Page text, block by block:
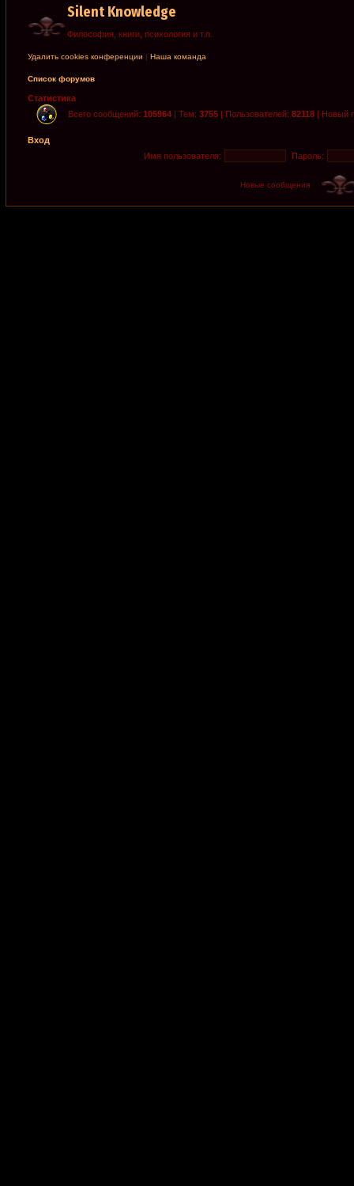
Silent Knowledge
Философия, книги, психология и т.п.
Удалить cookies конференции | Наша команда
Список форумов
Статистика
Всего сообщений: 105964 | Тем: 3755 | Пользователей: 82118 | Новый
Вход
Имя пользователя:
Пароль:
Новые сообщения